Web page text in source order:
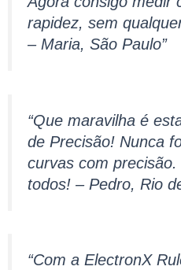
rapidez, sem
– Maria, São Paulo”
“Que maravilha é
de Precisão! Nunca
curvas com
todos! – Pedro, Rio
“Com a ElectronX